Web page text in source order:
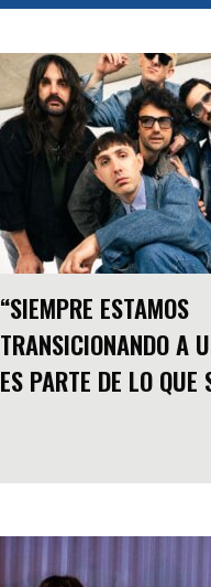
“SIEMPRE ESTAMOS
TRANSICIONANDO A
ES PARTE DE LO QUE